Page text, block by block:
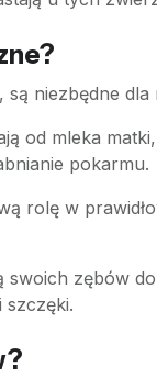
niezbędne
od mleka
pokarmu.
rolę w
swoich zębów
szczęki.